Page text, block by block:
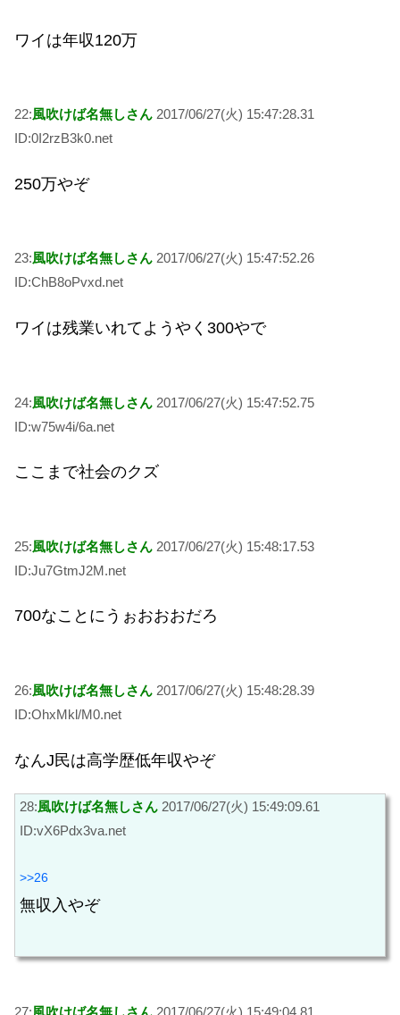
ワイは年収120万
22:風吹けば名無しさん 2017/06/27(火) 15:47:28.31
ID:0I2rzB3k0.net
250万やぞ
23:風吹けば名無しさん 2017/06/27(火) 15:47:52.26
ID:ChB8oPvxd.net
ワイは残業いれてようやく300やで
24:風吹けば名無しさん 2017/06/27(火) 15:47:52.75
ID:w75w4i/6a.net
ここまで社会のクズ
25:風吹けば名無しさん 2017/06/27(火) 15:48:17.53
ID:Ju7GtmJ2M.net
700なことにうぉおおおだろ
26:風吹けば名無しさん 2017/06/27(火) 15:48:28.39
ID:OhxMkl/M0.net
なんJ民は高学歴低年収やぞ
28:風吹けば名無しさん 2017/06/27(火) 15:49:09.61
ID:vX6Pdx3va.net
>>26
無収入やぞ